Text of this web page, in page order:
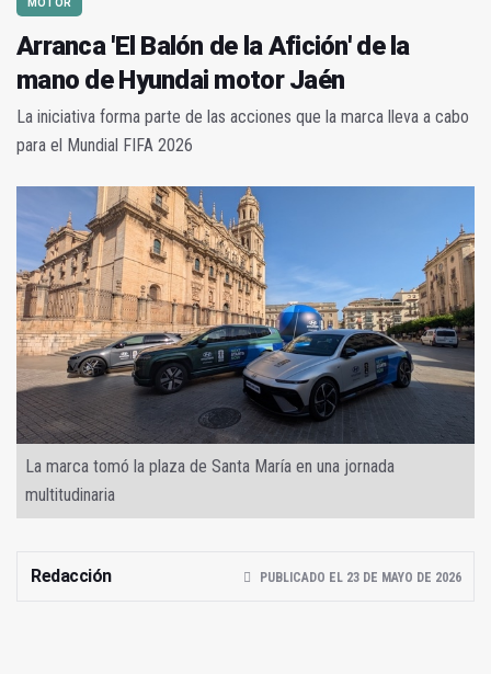
MOTOR
Arranca 'El Balón de la Afición' de la
mano de Hyundai motor Jaén
La iniciativa forma parte de las acciones que la marca lleva a cabo
para el Mundial FIFA 2026
La marca tomó la plaza de Santa María en una jornada
multitudinaria
Redacción PUBLICADO EL 23 DE MAYO DE 2026